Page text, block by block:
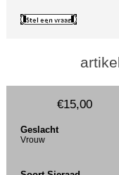
€15,00
Geslacht
Vrouw